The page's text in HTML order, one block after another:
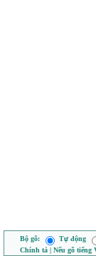
Bộ gõ: Tự động
Chính tả | Nếu gõ tiếng